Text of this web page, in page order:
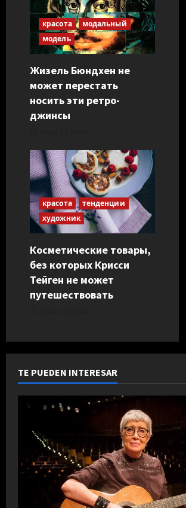
a
d
a
s
красота
модальный
модель
Жизель Бюндхен не
может перестать
носить эти ретро-
джинсы
красота
тенденции
художник
Косметические товары,
без которых Крисси
Тейген не может
путешествовать
TE PUEDEN INTERESAR